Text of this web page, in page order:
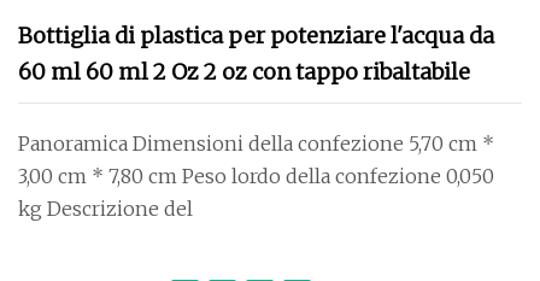
Bottiglia di plastica per potenziare l'acqua da
60 ml 60 ml 2 Oz 2 oz con tappo ribaltabile
Panoramica Dimensioni della confezione 5,70 cm *
3,00 cm * 7,80 cm Peso lordo della confezione 0,050
kg Descrizione del